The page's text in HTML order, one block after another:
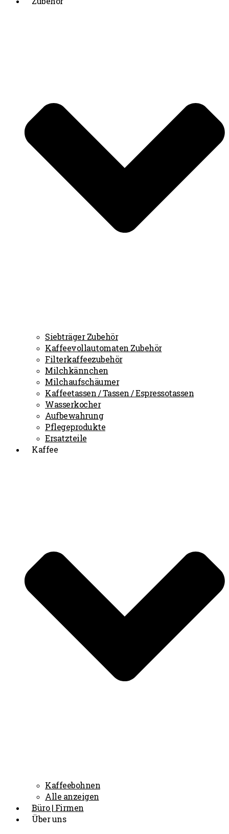
Siebträger Zubehör
Kaffeevollautomaten Zubehör
Filterkaffeezubehör
Milchkännchen
Milchaufschäumer
Kaffeetassen / Tassen / Espressotassen
Wasserkocher
Aufbewahrung
Pflegeprodukte
Ersatzteile
Kaffee
Kaffeebohnen
Alle anzeigen
Büro | Firmen
Über uns